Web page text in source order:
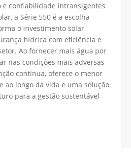
e confiabilidade intransigentes
a Série 550 é a escolha
o investimento solar
hídrica com eficiência e
Ao fornecer mais água por
nas condições mais adversas
contínua, oferece o menor
ao longo da vida e uma solução
para a gestão sustentável